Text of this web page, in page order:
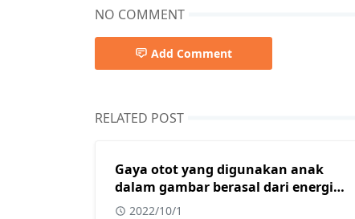
NO COMMENT
Add Comment
RELATED POST
Gaya otot yang digunakan anak
dalam gambar berasal dari energi
yang diperoleh dari?
2022/10/1